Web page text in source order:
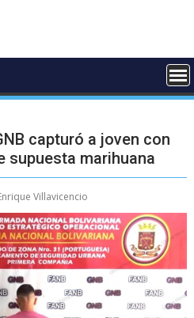
capturó a joven con
supuesta marihuana
Villavicencio